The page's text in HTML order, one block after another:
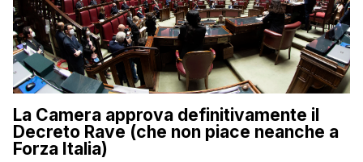
La Camera approva definitivamente il
Decreto Rave (che non piace neanche a
Forza Italia)